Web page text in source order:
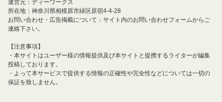
運営元：ディーワークス
所在地：神奈川県相模原市緑区原宿4-4-28
お問い合わせ・広告掲載について：サイト内のお問い合わせフォームからご
連絡下さい。
【注意事項】
・本サイトはユーザー様の情報提供及び本サイトと提携するライターが編集
投稿しております。
・よって本サービスで提供する情報の正確性や完全性などについては一切の
保証を致しません。